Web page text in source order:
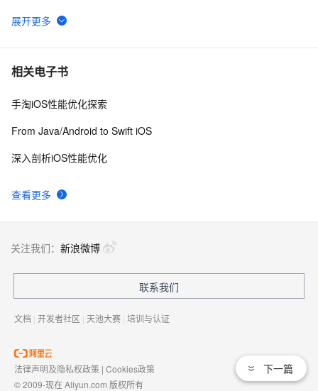
6 ios证书申请最简单的教程
7 【转】适配iOS9系统
8 从Unity开发到移动平台制胜攻略：全面解析iOS与
打造爆款手游不是梦——性能优化、广告集成与内购设
置全包含
相关电子书
查看更多
手淘iOS性能优化探索
From Java/Android to Swift iOS
深入剖析iOS性能优化
下一篇
关注我们： 新浪微博
联系我们
文档 | 开发者社区 | 天池大赛 | 培训与认证
法律声明及隐私权政策 | Cookies政策
© 2009-现在 Aliyun.com 版权所有